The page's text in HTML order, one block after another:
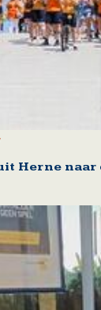
Herne naar